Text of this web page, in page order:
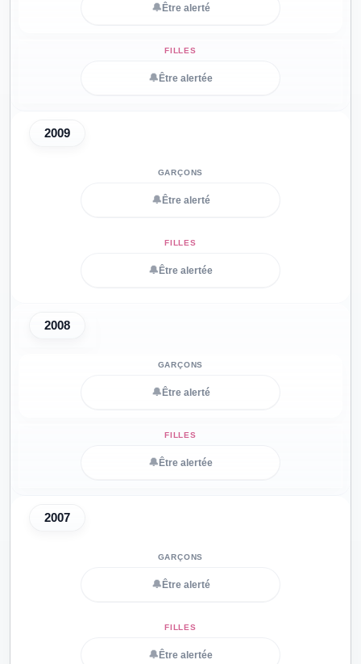
🔔 Être alerté
🔔 Être alertée
2009
🔔 Être alerté
🔔 Être alertée
2008
🔔 Être alerté
🔔 Être alertée
2007
🔔 Être alerté
🔔 Être alertée